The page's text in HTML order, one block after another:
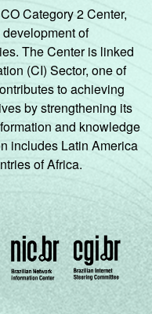
Brasil – TIC Kids
Category 2 Center,
of
The Center is linked
(CI) Sector, one of
to achieving
by strengthening its
and knowledge
includes Latin America
of Africa.